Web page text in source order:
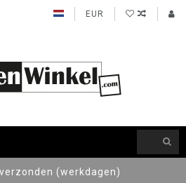
EUR
97% beveelt